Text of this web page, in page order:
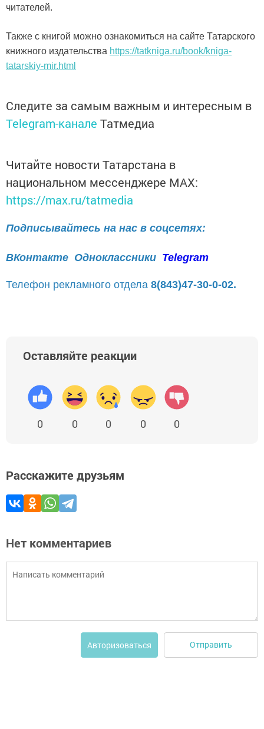
читателей.
Также с книгой можно ознакомиться на сайте Татарского
книжного издательства https://tatkniga.ru/book/kniga-
tatarskiy-mir.html
Следите за самым важным и интересным в
Telegram-канале Татмедиа
Читайте новости Татарстана в
национальном мессенджере MАХ:
https://max.ru/tatmedia
Подписывайтесь на нас в соцсетях:
ВКонтакте Одноклассники Telegram
Телефон рекламного отдела 8(843)47-30-0-02.
Оставляйте реакции
0 0 0 0 0
Расскажите друзьям
Нет комментариев
Авторизоваться Отправить